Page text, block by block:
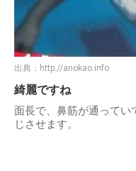
出典： http://anokao.info
綺麗ですね
面長で、鼻筋が通ってい
じさせます。